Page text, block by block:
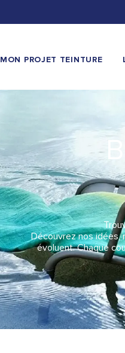
MON PROJET TEINTURE
Découvrez nos
évoluent. Chaque